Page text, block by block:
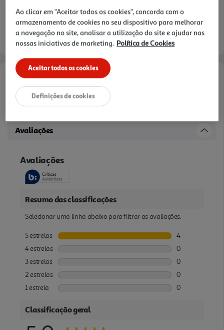
Disponibilidade na loja: Auchan Amadora
Entrega estimada entre11/08/2026 e 12/08/2026
Descrição
CASA TOILETE PARA GATO CORNER MPS 52X59X44CM
Avaliações
Ao clicar em "Aceitar todos os cookies", concorda com o
armazenamento de cookies no seu dispositivo para melhorar
a navegação no site, analisar a utilização do site e ajudar nas
nossas iniciativas de marketing. Política de Cookies
Aceitar todos os cookies
Definições de cookies